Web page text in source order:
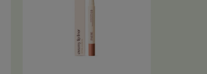
huidbarrière te versterken en
irritatie te kalmeren.